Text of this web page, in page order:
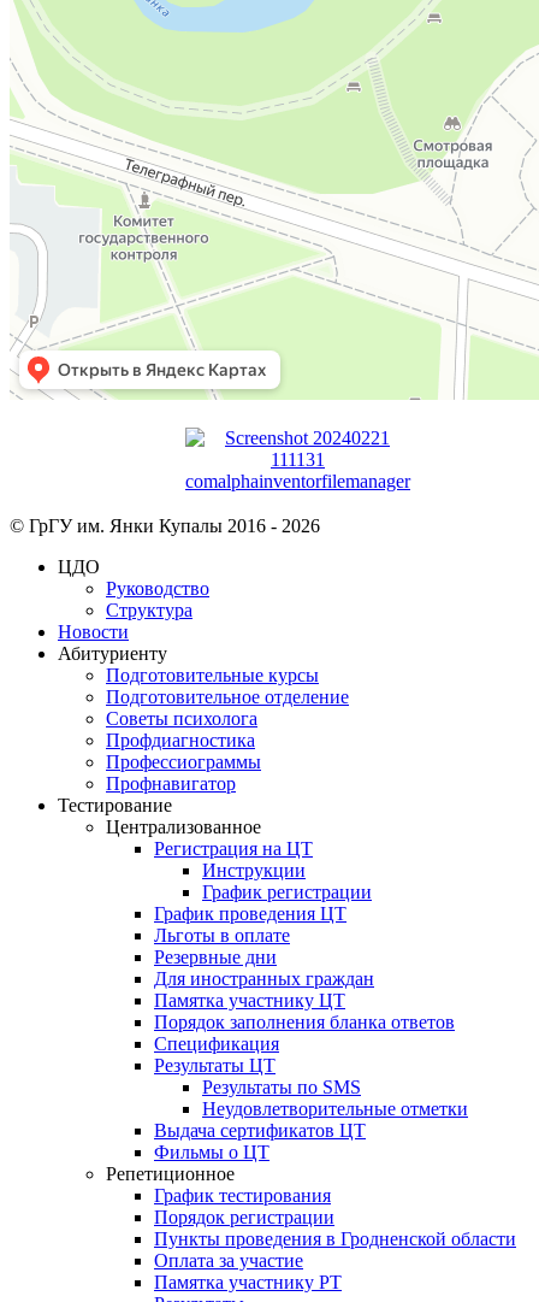
© ГрГУ им. Янки Купалы 2016 - 2026
ЦДО
Руководство
Структура
Новости
Абитуриенту
Подготовительные курсы
Подготовительное отделение
Советы психолога
Профдиагностика
Профессиограммы
Профнавигатор
Тестирование
Централизованное
Регистрация на ЦТ
Инструкции
График регистрации
График проведения ЦТ
Льготы в оплате
Резервные дни
Для иностранных граждан
Памятка участнику ЦТ
Порядок заполнения бланка ответов
Спецификация
Результаты ЦТ
Результаты по SMS
Неудовлетворительные отметки
Выдача сертификатов ЦТ
Фильмы о ЦТ
Репетиционное
График тестирования
Порядок регистрации
Пункты проведения в Гродненской области
Оплата за участие
Памятка участнику РТ